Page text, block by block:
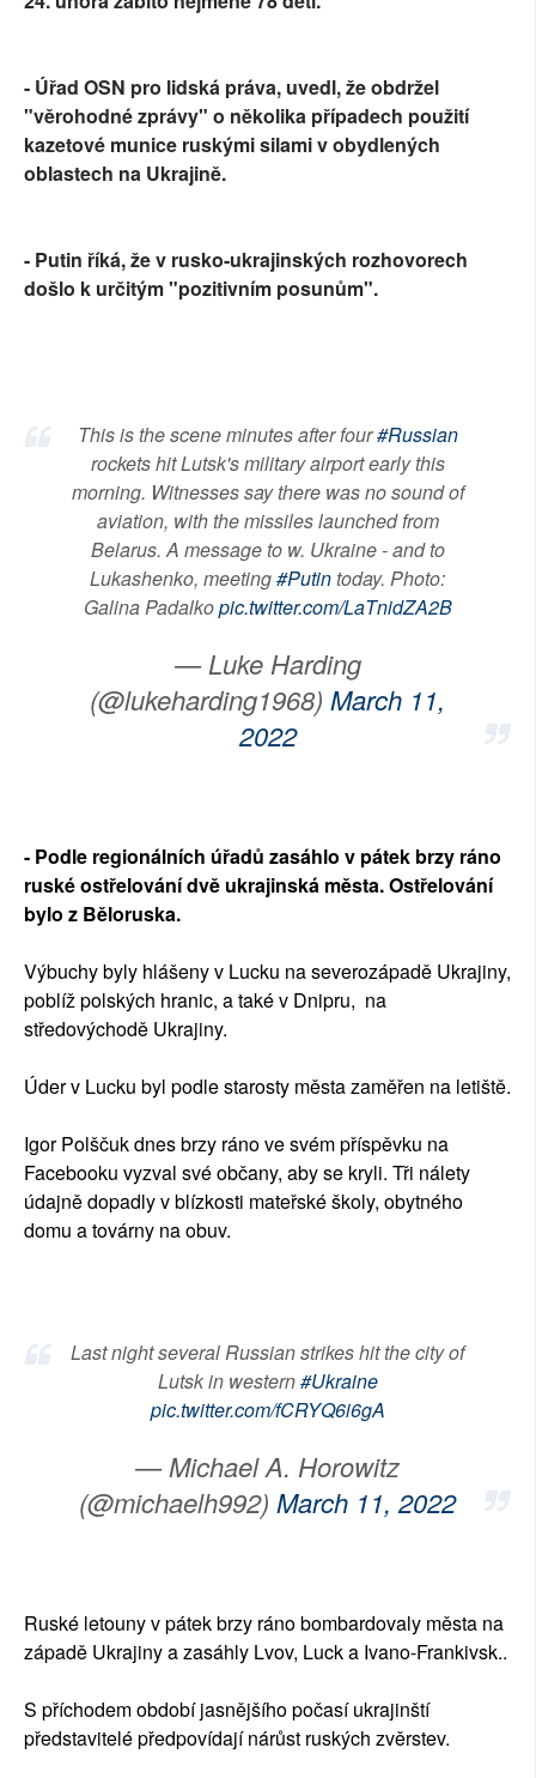
- Úřad OSN pro lidská práva, uvedl, že obdržel
"věrohodné zprávy" o několika případech použití
kazetové munice ruskými silami v obydlených
oblastech na Ukrajině.
- Putin říká, že v rusko-ukrajinských rozhovorech
došlo k určitým "pozitivním posunům".
This is the scene minutes after four#Russian
rockets hit Lutsk's military airport early this
morning. Witnesses say there was no sound of
aviation, with the missiles launched from
Belarus. A message to w. Ukraine - and to
Lukashenko, meeting#Putintoday. Photo:
Galina Padalkopic.twitter.com/LaTnidZA2B
— Luke Harding
(@lukeharding1968) March 11,
2022
- Podle regionálních úřadů zasáhlo v pátek brzy ráno
ruské ostřelování dvě ukrajinská města. Ostřelování
bylo z Běloruska.
Výbuchy byly hlášeny v Lucku na severozápadě Ukrajiny,
poblíž polských hranic, a také v Dnipru, na
středovýchodě Ukrajiny.
Úder v Lucku byl podle starosty města zaměřen na letiště.
Igor Polščuk dnes brzy ráno ve svém příspěvku na
Facebooku vyzval své občany, aby se kryli. Tři nálety
údajně dopadly v blízkosti mateřské školy, obytného
domu a továrny na obuv.
Last night several Russian strikes hit the city of
Lutsk in western#Ukraine
pic.twitter.com/fCRYQ6i6gA
— Michael A. Horowitz
(@michaelh992) March 11, 2022
Ruské letouny v pátek brzy ráno bombardovaly města na
západě Ukrajiny a zasáhly Lvov, Luck a Ivano-Frankivsk..
S příchodem období jasnějšího počasí ukrajinští
představitelé předpovídají nárůst ruských zvěrstev.